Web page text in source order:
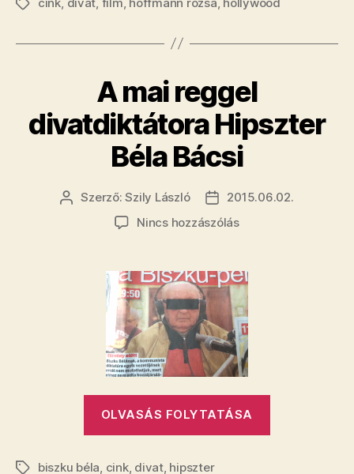
láttam
Címkék
A mai reggel
divatdiktátora Hipszter
Béla Bácsi
Bejegyzés
Szerző:Szily László
Bejegyzés
dátuma
2015.06.02.
Nincs hozzászólása(z)
reggel
divatdiktátora
Hipszter
Béla
Bácsi
bejegyzéshez
OLVASÁS FOLYTATÁSA
Címkékbiszku béla, cink, divat, hipszter